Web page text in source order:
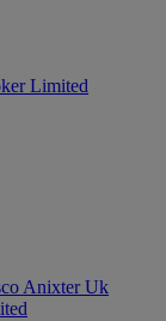
Limited
Anixter Uk